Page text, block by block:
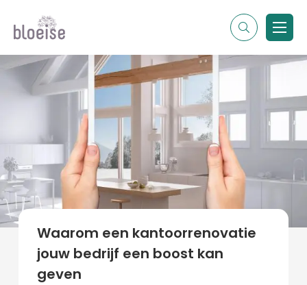
Contentmarketing
Online marketing
Marketing
Alle soorten artikelen
Alle topics
Waarom een kantoorrenovatie
jouw bedrijf een boost kan
geven